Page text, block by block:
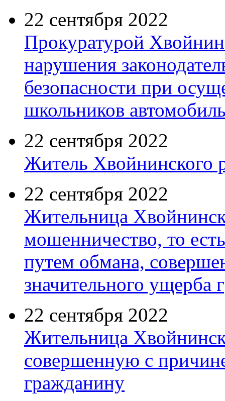
22 сентября 2022
Прокуратурой
нарушения
безопасности при
школьников
22 сентября 2022
Житель Хвойнинского
22 сентября 2022
Жительница
мошенничество, то
путем обмана,
значительного ущерба
22 сентября 2022
Жительница
совершенную с
гражданину